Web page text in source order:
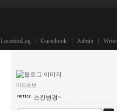
LocationLog Guestbook Admin Write
머드초보
스킨변경~